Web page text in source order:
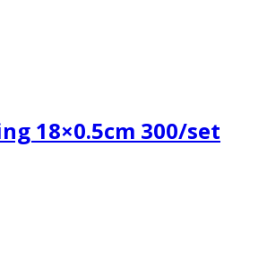
18×0.5cm 300/set